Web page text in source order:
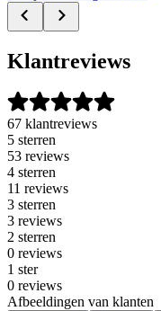
Klantreviews
67 klantreviews
5 sterren
53 reviews
4 sterren
11 reviews
3 sterren
3 reviews
2 sterren
0 reviews
1 ster
0 reviews
Afbeeldingen van klanten